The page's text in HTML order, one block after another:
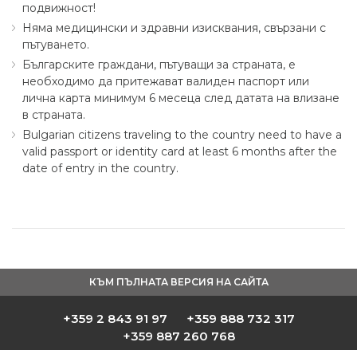
подвижност!
Няма медицински и здравни изисквания, свързани с
пътуването.
Българските граждани, пътуващи за страната, е
необходимо да притежават валиден паспорт или
лична карта минимум 6 месеца след датата на влизане
в страната.
Bulgarian citizens traveling to the country need to have a
valid passport or identity card at least 6 months after the
date of entry in the country.
КЪМ ПЪЛНАТА ВЕРСИЯ НА САЙТА
+359 2 843 91 97
+359 888 732 317
+359 887 260 768